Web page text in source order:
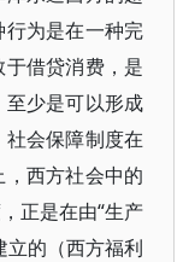
为是在一种完
借贷消费，是
少是可以形成
会保障制度在
西方社会中的
正是在由“生产
立的（西方福利